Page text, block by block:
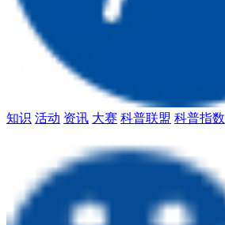
知识 活动 资讯 大赛 科普联盟 科普指数